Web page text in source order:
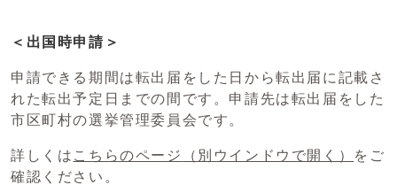
＜出国時申請＞
申請できる期間は転出届をした日から転出届に記載さ
れた転出予定日までの間です。申請先は転出届をした
市区町村の選挙管理委員会です。
詳しくは こちらのページ （別ウインドウで開く）
をご
確認ください。